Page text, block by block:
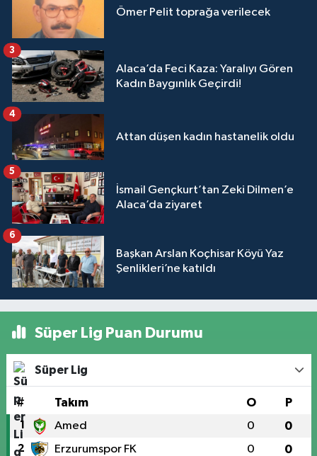
Ömer Pelit toprağa verilecek
Alaca’da Feci Kaza: Yaralıyı Gören
Kadın Baygınlık Geçirdi!
3
Attan düşen kadın hastanelik oldu
4
İsmail Gençkurt’tan Zeki Dilmen’e
Alaca’da ziyaret
5
Başkan Arslan Koçhisar Köyü Yaz
Şenlikleri’ne katıldı
6
Süper Lig Puan Durumu
Süper Lig
# Takım O P
1 Amed 0 0
2 Erzurumspor FK 0 0